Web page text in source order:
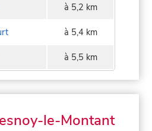
à 5,2 km
à 5,4 km
à 5,5 km
le-Montant